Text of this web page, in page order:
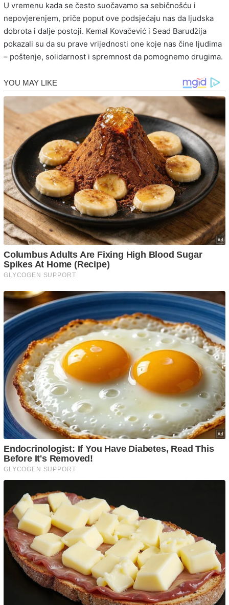
U vremenu kada se često suočavamo sa sebičnošću i
nepovjerenjem, priče poput ove podsjećaju nas da ljudska
dobrota i dalje postoji. Kemal Kovačević i Sead Barudžija
pokazali su da su prave vrijednosti one koje nas čine ljudima
– poštenje, solidarnost i spremnost da pomognemo drugima.